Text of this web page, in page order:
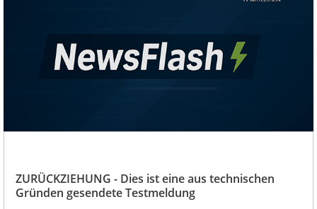
ZURÜCKZIEHUNG - Dies ist eine aus technischen
Gründen gesendete Testmeldung